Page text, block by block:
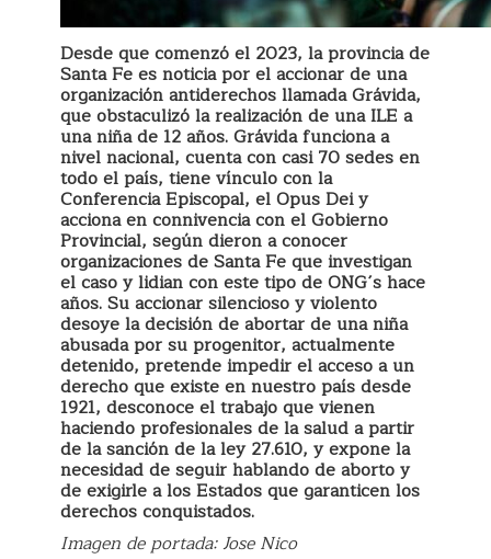
Desde que comenzó el 2023, la provincia de
Santa Fe es noticia por el accionar de una
organización antiderechos llamada Grávida,
que obstaculizó la realización de una ILE a
una niña de 12 años. Grávida funciona a
nivel nacional, cuenta con casi 70 sedes en
todo el país, tiene vínculo con la
Conferencia Episcopal, el Opus Dei y
acciona en connivencia con el Gobierno
Provincial, según dieron a conocer
organizaciones de Santa Fe que investigan
el caso y lidian con este tipo de ONG´s hace
años. Su accionar silencioso y violento
desoye la decisión de abortar de una niña
abusada por su progenitor, actualmente
detenido, pretende impedir el acceso a un
derecho que existe en nuestro país desde
1921, desconoce el trabajo que vienen
haciendo profesionales de la salud a partir
de la sanción de la ley 27.610, y expone la
necesidad de seguir hablando de aborto y
de exigirle a los Estados que garanticen los
derechos conquistados.
Imagen de portada: Jose Nico